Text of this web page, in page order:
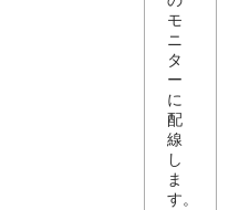
モ
ニ
タ
ー
に
配
線
し
ま
す。